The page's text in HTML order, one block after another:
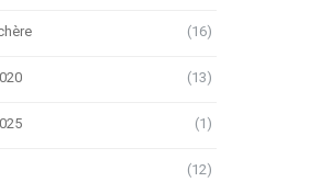
(16)
(13)
(1)
(12)